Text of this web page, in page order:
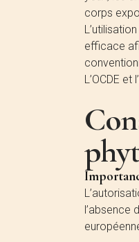
corps
efficace
L’OCDE
l’absence